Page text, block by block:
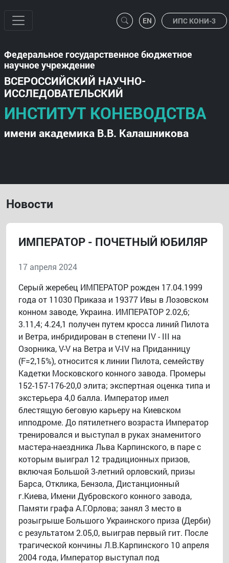
ИПС КОНИ-3
Федеральное государственное бюджетное
научное учреждение
ВСЕРОССИЙСКИЙ НАУЧНО-
ИССЛЕДОВАТЕЛЬСКИЙ
ИНСТИТУТ КОНЕВОДСТВА
имени академика В.В. Калашникова
Новости
ИМПЕРАТОР - ПОЧЕТНЫЙ ЮБИЛЯР
17 апреля 2024
Серый жеребец ИМПЕРАТОР рожден 17.04.1999
года от 11030 Приказа и 19377 Ивы в Лозовском
конном заводе, Украина. ИМПЕРАТОР 2.02,6;
3.11,4; 4.24,1 получен путем кросса линий Пилота
и Ветра, инбридирован в степени IV - III на
Озорника, V-V на Ветра и V-IV на Приданницу
(F=2,15%), относится к линии Пилота, семейству
Кадетки Московского конного завода. Промеры
152-157-176-20,0 элита; экспертная оценка типа и
экстерьера 4,0 балла. Император имел
блестящую беговую карьеру на Киевском
ипподроме. До пятилетнего возраста Император
тренировался и выступал в руках знаменитого
мастера-наездника Льва Карпинского, в паре с
которым выиграл 12 традиционных призов,
включая Большой 3-летний орловский, призы
Барса, Отклика, Бензола, Дистанционный
г.Киева, Имени Дубровского конного завода,
Памяти графа А.Г.Орлова; занял 3 место в
розыгрыше Большого Украинского приза (Дерби)
с результатом 2.05,0, выиграв первый гит. После
трагической кончины Л.В.Карпинского 10 апреля
2004 года, Император выступал под